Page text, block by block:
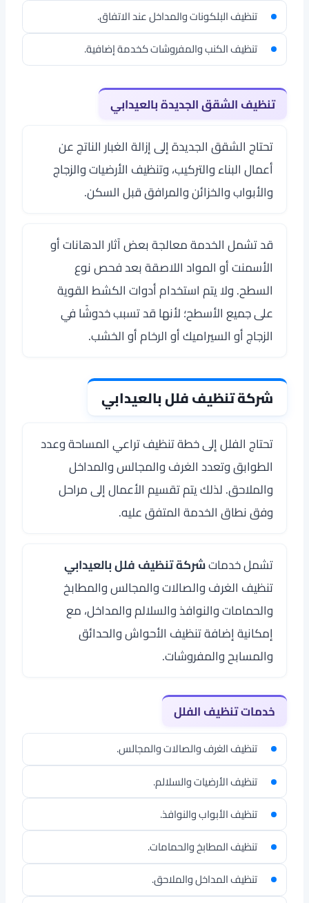
تنظيف البلكونات والمداخل عند الاتفاق.
تنظيف الكنب والمفروشات كخدمة إضافية.
تنظيف الشقق الجديدة بالعيدابي
تحتاج الشقق الجديدة إلى إزالة الغبار الناتج عن
أعمال البناء والتركيب، وتنظيف الأرضيات والزجاج
والأبواب والخزائن والمرافق قبل السكن.
قد تشمل الخدمة معالجة بعض آثار الدهانات أو
الأسمنت أو المواد اللاصقة بعد فحص نوع
السطح. ولا يتم استخدام أدوات الكشط القوية
على جميع الأسطح؛ لأنها قد تسبب خدوشًا في
الزجاج أو السيراميك أو الرخام أو الخشب.
شركة تنظيف فلل بالعيدابي
تحتاج الفلل إلى خطة تنظيف تراعي المساحة وعدد
الطوابق وتعدد الغرف والمجالس والمداخل
والملاحق. لذلك يتم تقسيم الأعمال إلى مراحل
وفق نطاق الخدمة المتفق عليه.
تشمل خدماتشركة تنظيف فلل بالعيدابي
تنظيف الغرف والصالات والمجالس والمطابخ
والحمامات والنوافذ والسلالم والمداخل، مع
إمكانية إضافة تنظيف الأحواش والحدائق
والمسابح والمفروشات.
خدمات تنظيف الفلل
تنظيف الغرف والصالات والمجالس.
تنظيف الأرضيات والسلالم.
تنظيف الأبواب والنوافذ.
تنظيف المطابخ والحمامات.
تنظيف المداخل والملاحق.